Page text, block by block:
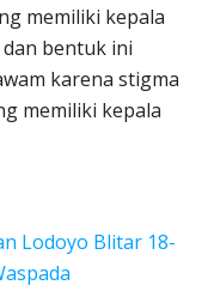
memiliki kepala
bentuk ini
karena stigma
memiliki kepala
Lodoyo Blitar 18-